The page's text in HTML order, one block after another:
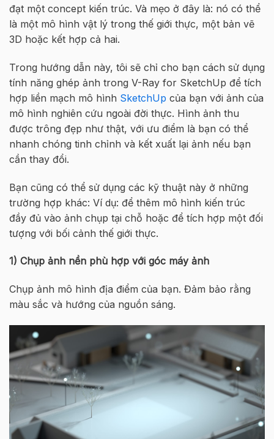
đạt một concept kiến ​​trúc. Và mẹo ở đây là: nó có thể
là một mô hình vật lý trong thế giới thực, một bản vẽ
3D hoặc kết hợp cả hai.
Trong hướng dẫn này, tôi sẽ chỉ cho bạn cách sử dụng
tính năng ghép ảnh trong V-Ray for SketchUp để tích
hợp liền mạch mô hình SketchUp của bạn với ảnh của
mô hình nghiên cứu ngoài đời thực. Hình ảnh thu
được trông đẹp như thật, với ưu điểm là bạn có thể
nhanh chóng tinh chỉnh và kết xuất lại ảnh nếu bạn
cần thay đổi.
Bạn cũng có thể sử dụng các kỹ thuật này ở những
trường hợp khác: Ví dụ: để thêm mô hình kiến ​​trúc
đầy đủ vào ảnh chụp tại chỗ hoặc để tích hợp một đối
tượng với bối cảnh thế giới thực.
1) Chụp ảnh nền phù hợp với góc máy ảnh
Chụp ảnh mô hình địa điểm của bạn. Đảm bảo rằng
màu sắc và hướng của nguồn sáng.